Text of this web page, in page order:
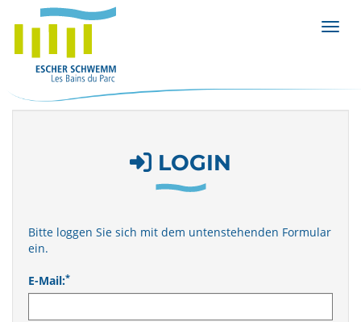
LOGIN
Bitte loggen Sie sich mit dem untenstehenden Formular
ein.
E-Mail:*